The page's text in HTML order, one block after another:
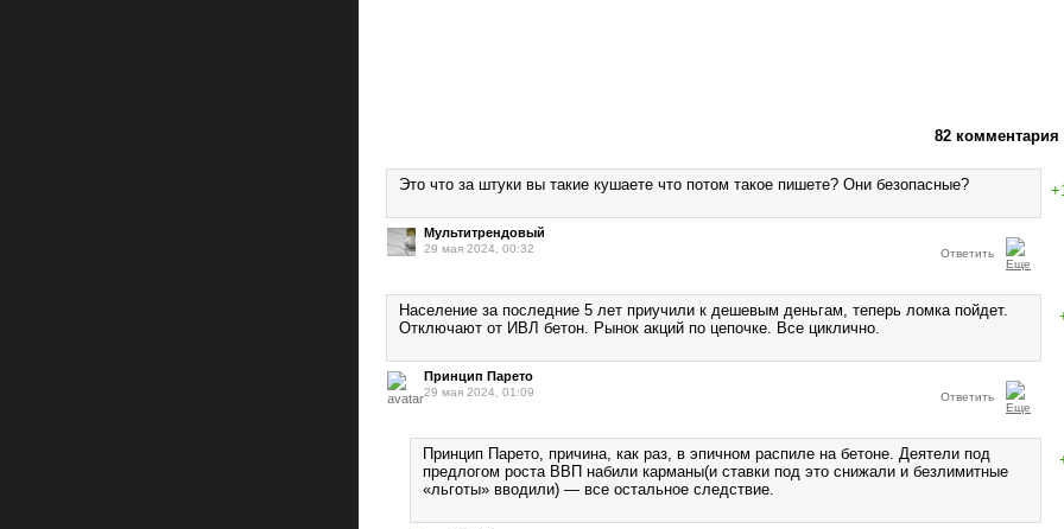
82 комментария
Это что за штуки вы такие кушаете что потом такое пишете? Они безопасные?
Мультитрендовый
29 мая 2024, 00:32 Ответить
Население за последние 5 лет приучили к дешевым деньгам, теперь ломка пойдет.
Отключают от ИВЛ бетон. Рынок акций по цепочке. Все циклично.
Принцип Парето
29 мая 2024, 01:09 Ответить
Принцип Парето, причина, как раз, в эпичном распиле на бетоне. Деятели под
предлогом роста ВВП набили карманы(и ставки под это снижали и безлимитные
«льготы» вводили) — все остальное следствие.